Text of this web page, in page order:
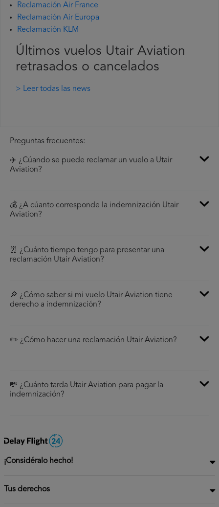
Reclamación Air France
Reclamación Air Europa
Reclamación KLM
Últimos vuelos Utair Aviation
retrasados o cancelados
> Leer todas las news
Preguntas frecuentes:
✈️ ¿Cúando se puede reclamar un vuelo a Utair
Aviation?
💰 ¿A cúanto corresponde la indemnización Utair
Aviation?
⏰ ¿Cuánto tiempo tengo para presentar una
reclamación Utair Aviation?
🔎 ¿Cómo saber si mi vuelo Utair Aviation tiene
derecho a indemnización?
✏️ ¿Cómo hacer una reclamación Utair Aviation?
💸 ¿Cuánto tarda Utair Aviation para pagar la
indemnización?
¡Considéralo hecho!
Tus derechos